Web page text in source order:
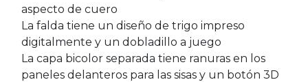
aspecto de cuero
La falda tiene un diseño de trigo impreso
digitalmente y un dobladillo a juego
La capa bicolor separada tiene ranuras en los
paneles delanteros para las sisas y un botón 3D